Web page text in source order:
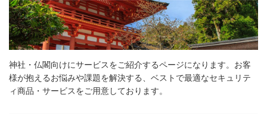
神社・仏閣向けにサービスをご紹介するページになります。お客
様が抱えるお悩みや課題を解決する、ベストで最適なセキュリテ
ィ商品・サービスをご用意しております。